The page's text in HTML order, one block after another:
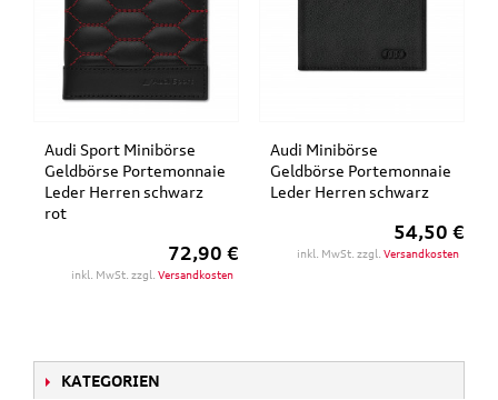
Audi Sport Minibörse
Geldbörse Portemonnaie
Leder Herren schwarz
rot
72,90 €
inkl. MwSt. zzgl.Versandkosten
Audi Minibörse
Geldbörse Portemonnaie
Leder Herren schwarz
54,50 €
inkl. MwSt. zzgl. Versandkosten
KATEGORIEN